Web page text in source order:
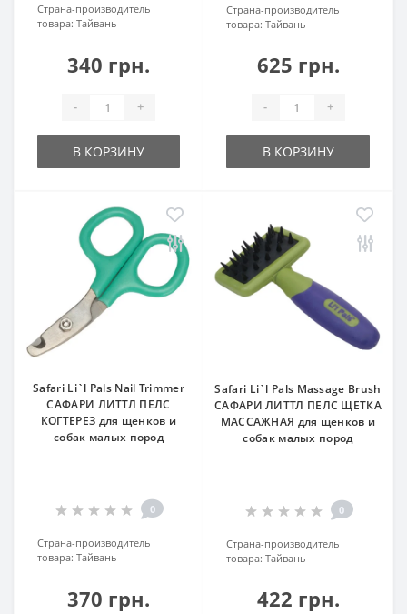
Страна-производитель
товара: Тайвань
340 грн.
- +
В КОРЗИНУ
Страна-производитель
товара: Тайвань
625 грн.
- +
В КОРЗИНУ
Safari Li`l Pals Nail Trimmer
САФАРИ ЛИТТЛ ПЕЛС
КОГТЕРЕЗ для щенков и
собак малых пород
0
Страна-производитель
товара: Тайвань
370 грн.
Safari Li`l Pals Massage Brush
САФАРИ ЛИТТЛ ПЕЛС ЩЕТКА
МАССАЖНАЯ для щенков и
собак малых пород
0
Страна-производитель
товара: Тайвань
422 грн.